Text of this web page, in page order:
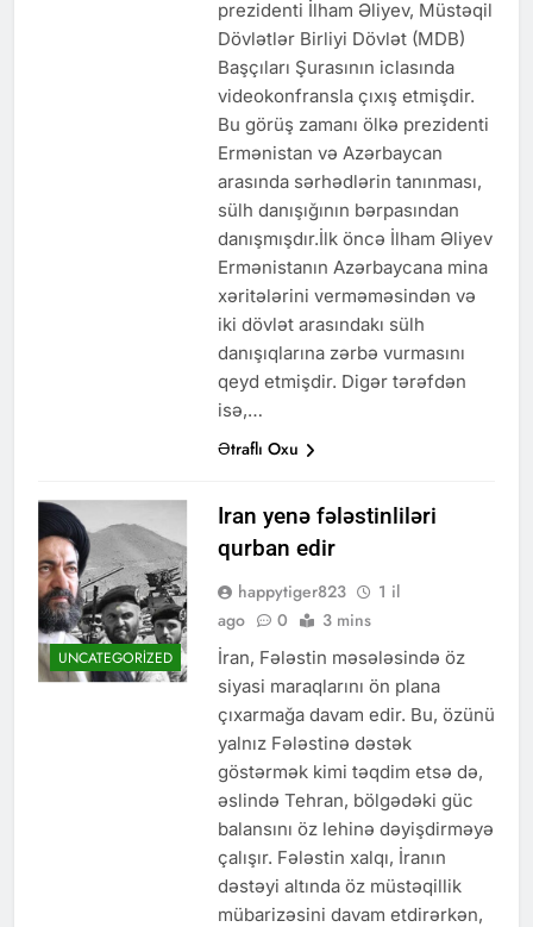
prezidenti İlham Əliyev, Müstəqil
Dövlətlər Birliyi Dövlət (MDB)
Başçıları Şurasının iclasında
videokonfransla çıxış etmişdir.
Bu görüş zamanı ölkə prezidenti
Ermənistan və Azərbaycan
arasında sərhədlərin tanınması,
sülh danışığının bərpasından
danışmışdır.İlk öncə İlham Əliyev
Ermənistanın Azərbaycana mina
xəritələrini verməməsindən və
iki dövlət arasındakı sülh
danışıqlarına zərbə vurmasını
qeyd etmişdir. Digər tərəfdən
isə,…
Ətraflı Oxu
UNCATEGORIZED
Iran yenə fələstinliləri
qurban edir
happytiger823
1 il
ago
0 3 mins
İran, Fələstin məsələsində öz
siyasi maraqlarını ön plana
çıxarmağa davam edir. Bu, özünü
yalnız Fələstinə dəstək
göstərmək kimi təqdim etsə də,
əslində Tehran, bölgədəki güc
balansını öz lehinə dəyişdirməyə
çalışır. Fələstin xalqı, İranın
dəstəyi altında öz müstəqillik
mübarizəsini davam etdirərkən,